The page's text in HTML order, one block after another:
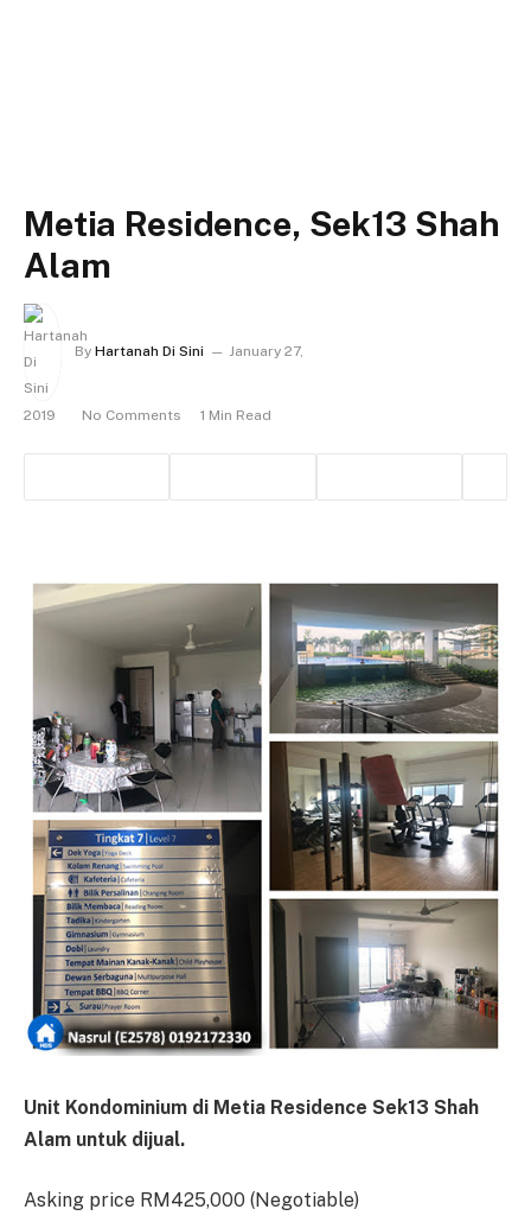
Metia Residence, Sek13 Shah
Alam
By Hartanah Di Sini January 27,
2019 No Comments 1 Min Read
Unit Kondominium di Metia Residence Sek13 Shah
Alam untuk dijual.
Asking price RM425,000 (Negotiable)